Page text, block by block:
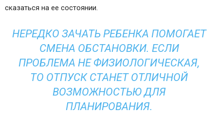
сказаться на ее состоянии.
НЕРЕДКО ЗАЧАТЬ РЕБЕНКА ПОМОГАЕТ
СМЕНА ОБСТАНОВКИ. ЕСЛИ
ПРОБЛЕМА НЕ ФИЗИОЛОГИЧЕСКАЯ,
ТО ОТПУСК СТАНЕТ ОТЛИЧНОЙ
ВОЗМОЖНОСТЬЮ ДЛЯ
ПЛАНИРОВАНИЯ.